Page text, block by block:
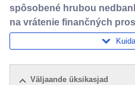
spôsobené hrubou
na vrátenie finančných
Väljaande üksikasjad